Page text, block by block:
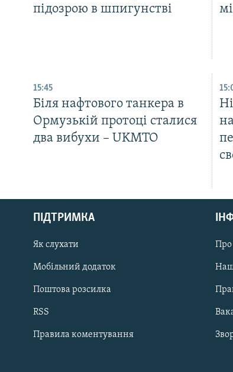
РУС
ДОЛУЧАЙСЯ!
підозрою в шпигунстві
15:45
Біля нафтового танкера в
Ормузькій протоці сталися
два вибухи – UKMTO
ПІДТРИМКА
Як слухати
Мобільний додаток
Поштова розсилка
RSS
Правила коментування
Про
Наш